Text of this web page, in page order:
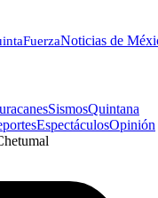
FuerzaNoticias de
SismosQuintana
EspectáculosOpinión